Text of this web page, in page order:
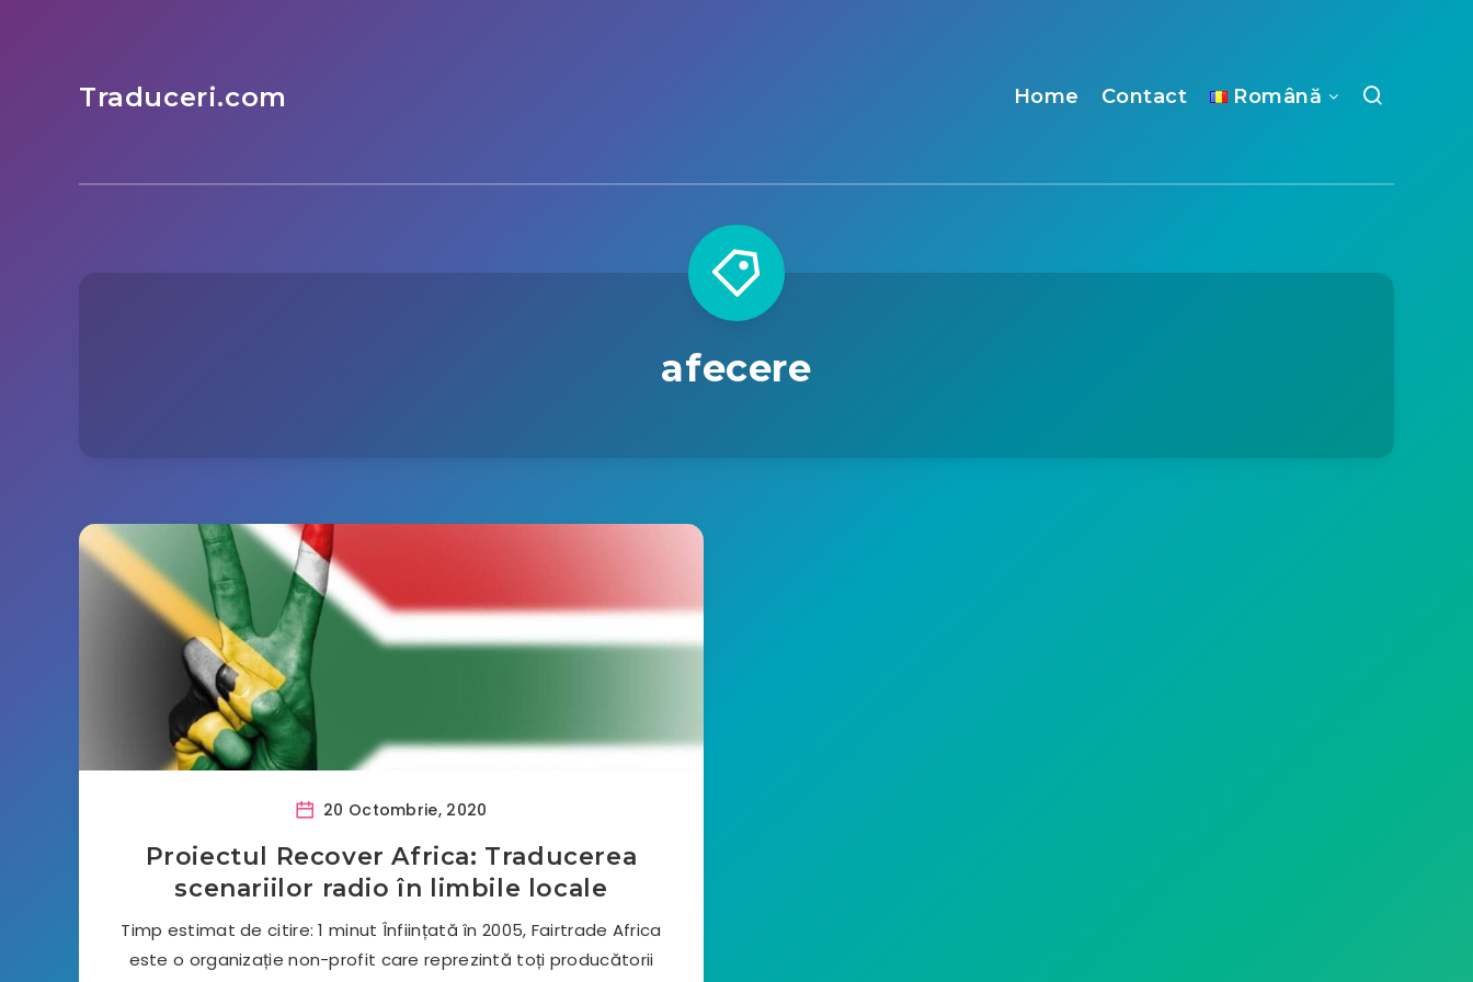
Traduceri.com Home Contact Română
afecere
20 Octombrie, 2020
Proiectul Recover Africa: Traducerea
scenariilor radio în limbile locale
Timp estimat de citire: 1 minut Înființată în 2005, Fairtrade Africa
este o organizație non-profit care reprezintă toți producătorii